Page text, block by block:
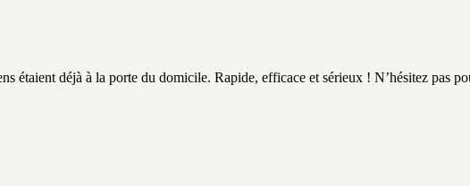
étaient déjà à la porte du domicile. Rapide, efficace et sérieux ! N’hésitez pas